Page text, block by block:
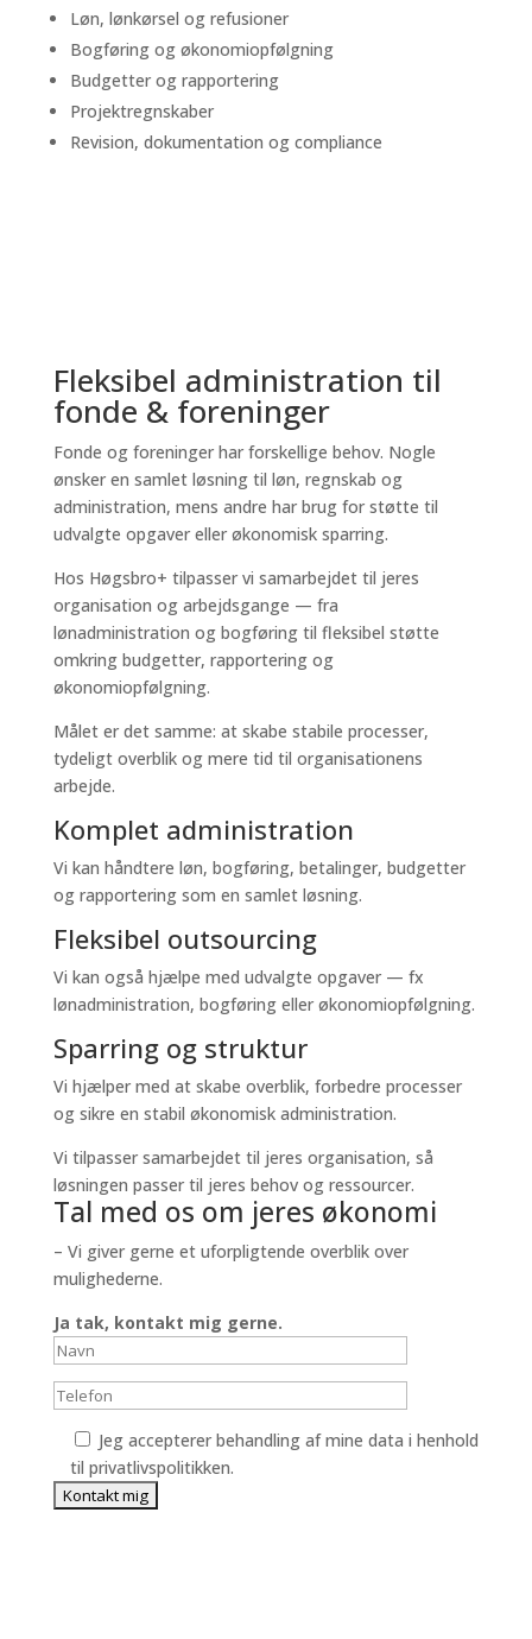
Løn, lønkørsel og refusioner
Bogføring og økonomiopfølgning
Budgetter og rapportering
Projektregnskaber
Revision, dokumentation og compliance
Fleksibel administration til
fonde & foreninger
Fonde og foreninger har forskellige behov. Nogle
ønsker en samlet løsning til løn, regnskab og
administration, mens andre har brug for støtte til
udvalgte opgaver eller økonomisk sparring.
Hos Høgsbro+ tilpasser vi samarbejdet til jeres
organisation og arbejdsgange — fra
lønadministration og bogføring til fleksibel støtte
omkring budgetter, rapportering og
økonomiopfølgning.
Målet er det samme: at skabe stabile processer,
tydeligt overblik og mere tid til organisationens
arbejde.
Komplet administration
Vi kan håndtere løn, bogføring, betalinger, budgetter
og rapportering som en samlet løsning.
Fleksibel outsourcing
Vi kan også hjælpe med udvalgte opgaver — fx
lønadministration, bogføring eller økonomiopfølgning.
Sparring og struktur
Vi hjælper med at skabe overblik, forbedre processer
og sikre en stabil økonomisk administration.
Vi tilpasser samarbejdet til jeres organisation, så
løsningen passer til jeres behov og ressourcer.
Tal med os om jeres økonomi
– Vi giver gerne et uforpligtende overblik over
mulighederne.
Ja tak, kontakt mig gerne.
Jeg accepterer behandling af mine data i henhold
til privatlivspolitikken.